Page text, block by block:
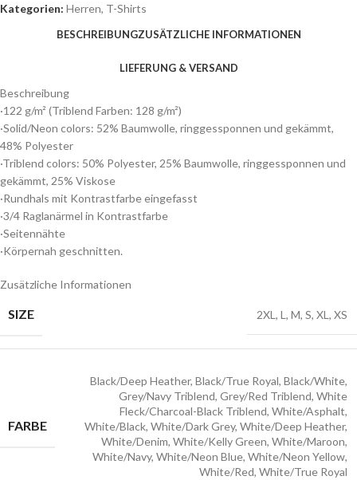
Kategorien: Herren, T-Shirts
BESCHREIBUNGZUSÄTZLICHE INFORMATIONEN
LIEFERUNG & VERSAND
Beschreibung
·122 g/m² (Triblend Farben: 128 g/m²)
·Solid/Neon colors: 52% Baumwolle, ringgessponnen und gekämmt,
48% Polyester
·Triblend colors: 50% Polyester, 25% Baumwolle, ringgessponnen und
gekämmt, 25% Viskose
·Rundhals mit Kontrastfarbe eingefasst
·3/4 Raglanärmel in Kontrastfarbe
·Seitennähte
·Körpernah geschnitten.
Zusätzliche Informationen
SIZE 2XL , L , M, S, XL , XS
FARBE
Black/Deep Heather, Black/True Royal, Black/White,
Grey/Navy Triblend, Grey/Red Triblend, White
Fleck/Charcoal-Black Triblend, White/Asphalt,
White/Black, White/Dark Grey, White/Deep Heather,
White/Denim, White/Kelly Green, White/Maroon,
White/Navy, White/Neon Blue, White/Neon Yellow,
White/Red, White/True Royal